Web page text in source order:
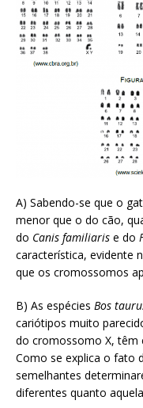
A) Sabendo-se que o
menor que o do cão,
do Canis familiaris e do
característica, evidente
que os cromossomos
B) As espécies Bos
cariótipos muito
do cromossomo X,
Como se explica o fato
semelhantes
diferentes quanto